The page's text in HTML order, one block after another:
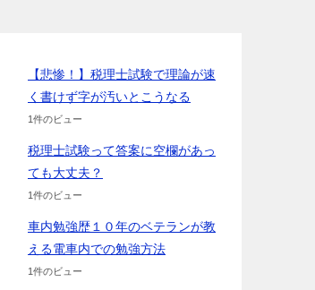
【悲惨！】税理士試験で理論が速
く書けず字が汚いとこうなる
1件のビュー
税理士試験って答案に空欄があっ
ても大丈夫？
1件のビュー
車内勉強歴１０年のベテランが教
える電車内での勉強方法
1件のビュー